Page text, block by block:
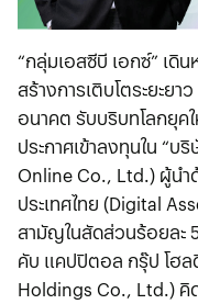
“กลุ่มเอสซีบี เอกซ์” เดิ
สร้างการเติบโตระยะย
อนาคต รับบริบทโลกยุค
ประกาศเข้าลงทุนใน “
Online Co., Ltd.) ผู้น
ประเทศไทย (Digital
สามัญในสัดส่วนร้อยละ
คับ แคปปิตอล กรุ๊ป โฮ
Holdings Co., Ltd.) คิ